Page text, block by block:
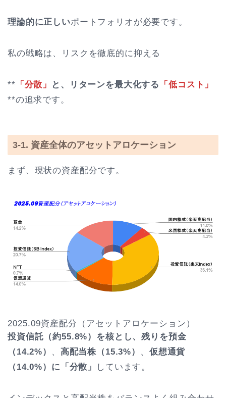
理論的に正しいポートフォリオが必要です。
私の戦略は、リスクを徹底的に抑える
** 「分散」 と、リターンを最大化する
「低コスト」
**の追求です。
3-1. 資産全体のアセットアロケーション
まず、現状の資産配分です。
2025.09資産配分（アセットアロケーション）
投資信託（約55.8%）を核とし、残りを預金
（14.2%）
、 高配当株（15.3%） 、 仮想通貨
（14.0%）に「分散」
しています。